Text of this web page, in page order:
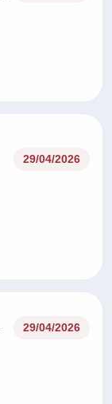
29/04/2026
29/04/2026